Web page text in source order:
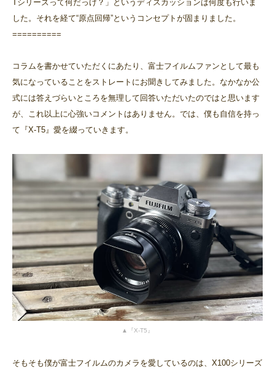
Tシリーズって何だっけ？」というディスカッションは何度も行いま
した。それを経て“原点回帰”というコンセプトが固まりました。
==========
コラムを書かせていただくにあたり、富士フイルムファンとして最も
気になっていることをストレートにお聞きしてみました。なかなか公
式には答えづらいところを無理して回答いただいたのではと思います
が、これ以上に心強いコメントはありません。では、僕も自信を持っ
て『X-T5』愛を綴っていきます。
▲『X-T5』
そもそも僕が富士フイルムのカメラを愛しているのは、X100シリーズ